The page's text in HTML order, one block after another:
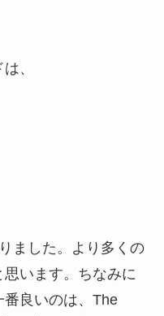
、
ました。より多くの
います。ちなみに
番良いのは、The